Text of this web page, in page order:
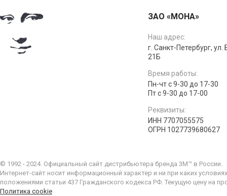
ЗАО «МОНА»
Наш адрес:
г. Санкт-Петербург,
21Б
Время работы:
Пн-чт с 9-30 до 17-30
Пт с 9-30 до 17-00
Реквизиты:
ИНН 7707055575
ОГРН 1027739680627
© 1992 - 2024. Официальный сайт дистрибьютера бренда 3M™ в России.
Интернет-сайт носит информационный характер и ни при каких
положениями статьи 437 Гражданского кодекса РФ. Текущую цену на
Политика cookie